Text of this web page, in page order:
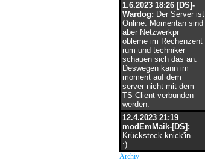
1.6.2023 18:26 [DS]-
Wardog: Der Server ist
Online. Momentan sind
aber Netzwerkpr
obleme im Rechenzent
rum und techniker
schauen sich das an.
Deswegen kann im
moment auf dem
server nicht mit dem
TS-Client verbunden
werden.
12.4.2023 21:19
modEmMaik-[DS]:
Krückstock knick'in ...
:)
Archiv